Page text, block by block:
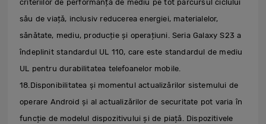
criteriilor de performanță de mediu pe tot parcursul ciclului
său de viață, inclusiv reducerea energiei, materialelor,
sănătate, mediu, producție și operațiuni. Seria Galaxy S23 a
îndeplinit standardul UL 110, care este standardul de mediu
UL pentru durabilitatea telefoanelor mobile.
18.Disponibilitatea și momentul actualizărilor sistemului de
operare Android și al actualizărilor de securitate pot varia în
funcție de modelul dispozitivului și de piață. Dispozitivele